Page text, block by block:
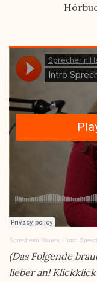
Sprecherin Hanna · Intro
(Das Folgende
lieber an! Klickklick